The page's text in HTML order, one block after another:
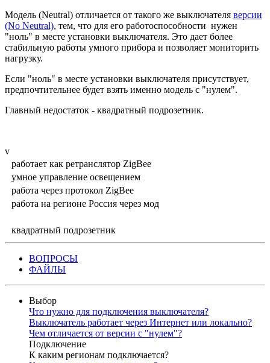
Модель (Neutral) отличается от такого же выключателя версии
(No Neutral), тем, что для его работоспособности нужен
"ноль" в месте установки выключателя. Это дает более
стабильную работы умного прибора и позволяет мониторить
нагрузку.
Если "ноль" в месте установки выключателя присутствует,
предпочтительнее будет взять именно модель с "нулем".
Главный недостаток - квадратный подрозетник.
v
работает как ретранслятор ZigBee
умное управление освещением
работа через протокол ZigBee
работа на регионе Россия через мод
квадратный подрозетник
ВОПРОСЫ
ФАЙЛЫ
Выбор
Что нужно для подключения выключателя?
Выключатель работает через Интернет или локально?
Чем отличается от версии с "нулем"?
Подключение
К каким регионам подключается?